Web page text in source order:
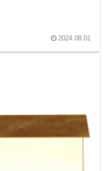
2024.08.01